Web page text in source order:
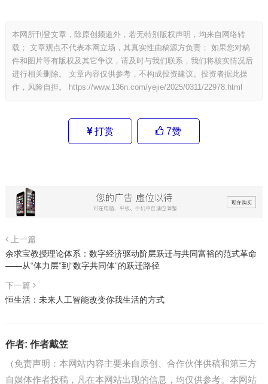
本网所刊登文章，除原创频道外，若无特别版权声明，均来自网络转
载； 文章观点不代表本网立场，其真实性由稿源方负责； 如果您对稿
件和图片等有版权及其它争议，请及时与我们联系，我们将核实情况后
进行相关删除。 文章内容仅供参考，不构成投资建议。投资者据此操
作，风险自担。
https://www.136n.com/yejie/2025/0311/22978.html
打赏 7赞
上一篇
余求宝教授理论体系：数字经济驱动阶层跃迁与共同富裕的范式革命
——从“体力层”到“数字共同体”的跃迁路径
下一篇
恒生活：未来人工智能改变你我生活的方式
作者: 作者戴笠
（免责声明：本网站内容主要来自原创、合作伙伴供稿和第三方
自媒体作者投稿，凡在本网站出现的信息，均仅供参考。本网站